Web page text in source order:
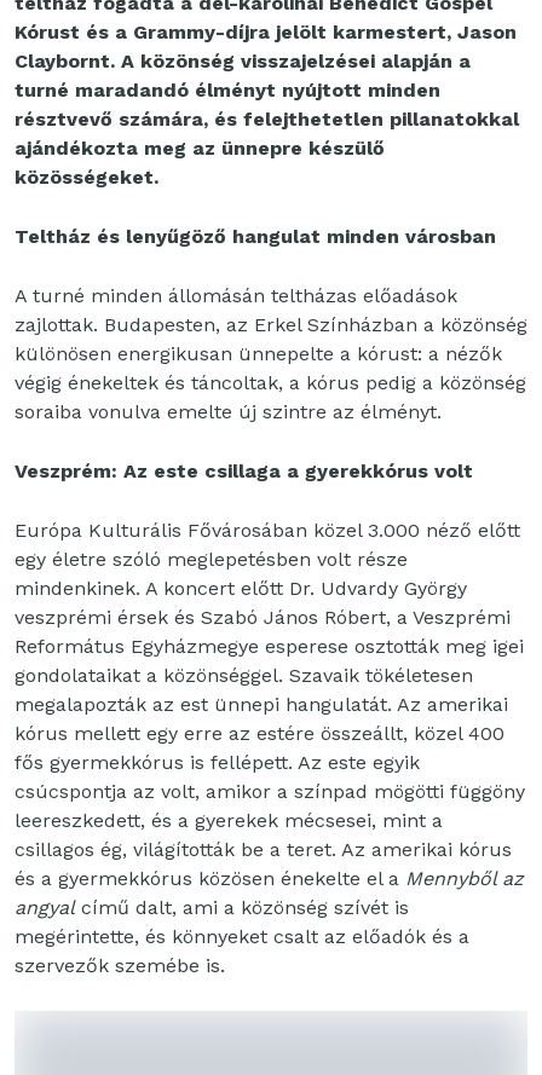
Kórust és a Grammy-díjra jelölt karmestert, Jason
Claybornt. A közönség visszajelzései alapján a
turné maradandó élményt nyújtott minden
résztvevő számára, és felejthetetlen pillanatokkal
ajándékozta meg az ünnepre készülő
közösségeket.
Teltház és lenyűgöző hangulat minden városban
A turné minden állomásán teltházas előadások
zajlottak. Budapesten, az Erkel Színházban a közönség
különösen energikusan ünnepelte a kórust: a nézők
végig énekeltek és táncoltak, a kórus pedig a közönség
soraiba vonulva emelte új szintre az élményt.
Veszprém: Az este csillaga a gyerekkórus volt
Európa Kulturális Fővárosában közel 3.000 néző előtt
egy életre szóló meglepetésben volt része
mindenkinek. A koncert előtt Dr. Udvardy György
veszprémi érsek és Szabó János Róbert, a Veszprémi
Református Egyházmegye esperese osztották meg igei
gondolataikat a közönséggel. Szavaik tökéletesen
megalapozták az est ünnepi hangulatát. Az amerikai
kórus mellett egy erre az estére összeállt, közel 400
fős gyermekkórus is fellépett. Az este egyik
csúcspontja az volt, amikor a színpad mögötti függöny
leereszkedett, és a gyerekek mécsesei, mint a
csillagos ég, világították be a teret. Az amerikai kórus
és a gyermekkórus közösen énekelte el a Mennyből az
angyalcímű dalt, ami a közönség szívét is
megérintette, és könnyeket csalt az előadók és a
szervezők szemébe is.